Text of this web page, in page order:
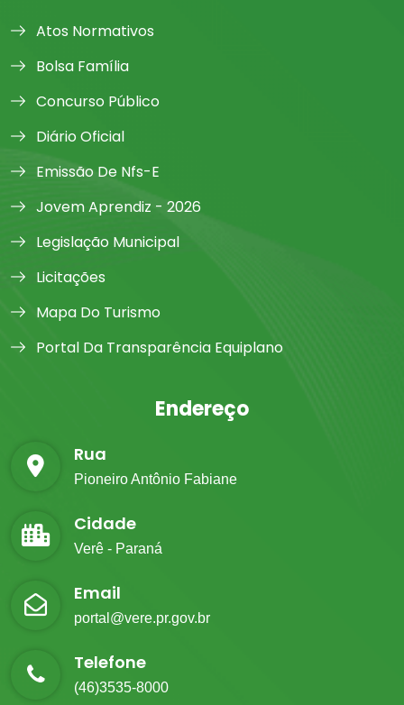
Atos Normativos
Bolsa Família
Concurso Público
Diário Oficial
Emissão De Nfs-E
Jovem Aprendiz - 2026
Legislação Municipal
Licitações
Mapa Do Turismo
Portal Da Transparência Equiplano
Endereço
Rua
Pioneiro Antônio Fabiane
Cidade
Verê - Paraná
Email
portal@vere.pr.gov.br
Telefone
(46)3535-8000